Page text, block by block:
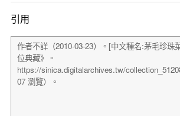
引用